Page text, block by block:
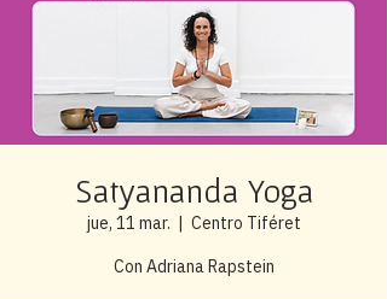
Satyananda Yoga
jue, 11 mar.
  |
Centro Tiféret
Con Adriana Rapstein